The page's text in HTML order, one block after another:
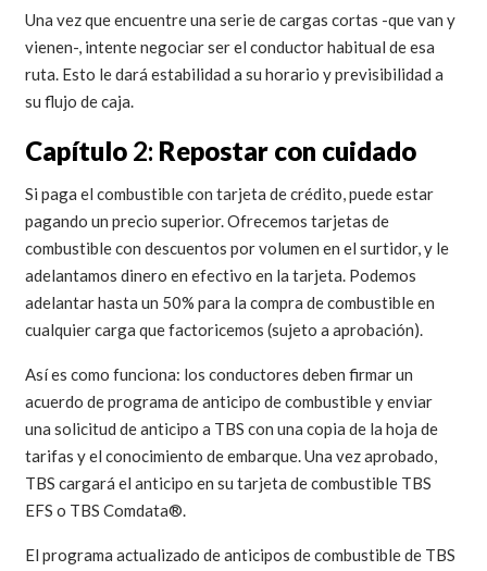
Una vez que encuentre una serie de cargas cortas -que van y
vienen-, intente negociar ser el conductor habitual de esa
ruta. Esto le dará estabilidad a su horario y previsibilidad a
su flujo de caja.
Capítulo 2: Repostar con cuidado
Si paga el combustible con tarjeta de crédito, puede estar
pagando un precio superior. Ofrecemos tarjetas de
combustible con descuentos por volumen en el surtidor, y le
adelantamos dinero en efectivo en la tarjeta. Podemos
adelantar hasta un 50% para la compra de combustible en
cualquier carga que factoricemos (sujeto a aprobación).
Así es como funciona: los conductores deben firmar un
acuerdo de programa de anticipo de combustible y enviar
una solicitud de anticipo a TBS con una copia de la hoja de
tarifas y el conocimiento de embarque. Una vez aprobado,
TBS cargará el anticipo en su tarjeta de combustible TBS
EFS o TBS Comdata®.
El programa actualizado de anticipos de combustible de TBS